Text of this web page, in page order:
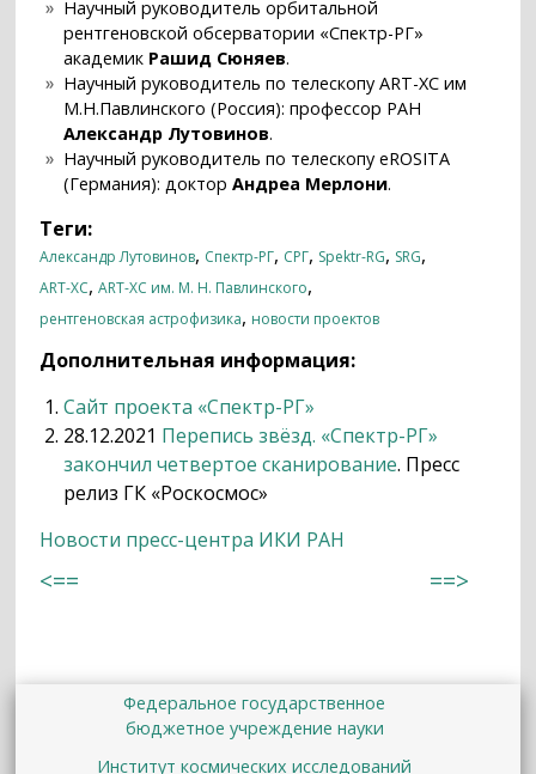
Научный руководитель орбитальной
рентгеновской обсерватории «Спектр-РГ»
академик Рашид Сюняев.
Научный руководитель по телескопу ART-XC им
М.Н.Павлинского (Россия): профессор РАН
Александр Лутовинов.
Научный руководитель по телескопу eROSITA
(Германия): докторАндреа Мерлони.
Теги:
Александр Лутовинов, Спектр-РГ, СРГ, Spektr-RG, SRG,
ART-XC,ART-XC им. М. Н. Павлинского,
рентгеновская астрофизика, новости проектов
Дополнительная информация:
Сайт проекта «Спектр-РГ»
28.12.2021 Перепись звёзд. «Спектр-РГ»
закончил четвертое сканирование. Пресс
релиз ГК «Роскосмос»
Новости пресс-центра ИКИ РАН
<== ==>
Федеральное государственное
бюджетное учреждение науки
Институт космических исследований